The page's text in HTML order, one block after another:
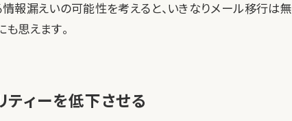
報漏えいの可能性を考えると、いきなりメール移行は無
思えます。
ィーを低下させる